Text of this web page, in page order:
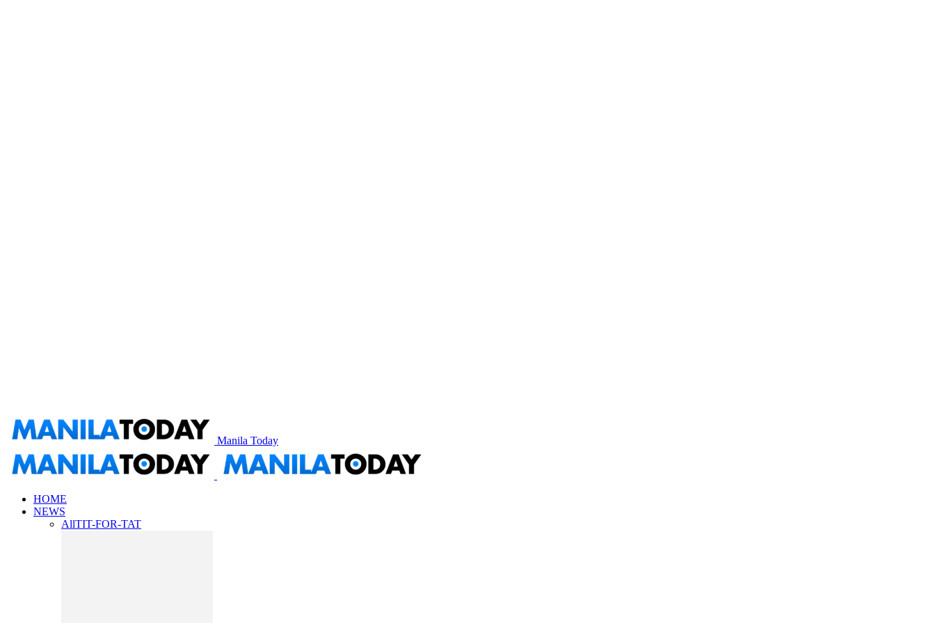
Manila Today
HOME
NEWS
AllTIT-FOR-TAT